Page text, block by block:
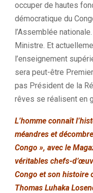
occuper de hautes
démocratique du
l’Assemblée nationale.
Ministre. Et
l’enseignement
sera peut-être
pas Président de la
rêves se réalisent en
L’homme connaît
méandres et
Congo », avec le
véritables chefs-
Congo et son histoire
Thomas Luhaka